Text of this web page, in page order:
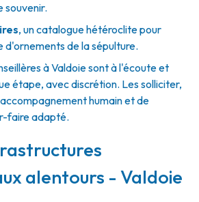
souvenir.
, un catalogue hétéroclite pour
d'ornements de la sépulture.
à Valdoie sont à l'écoute et
étape, avec discrétion. Les solliciter,
humain et de
faire adapté.
alentours - Valdoie